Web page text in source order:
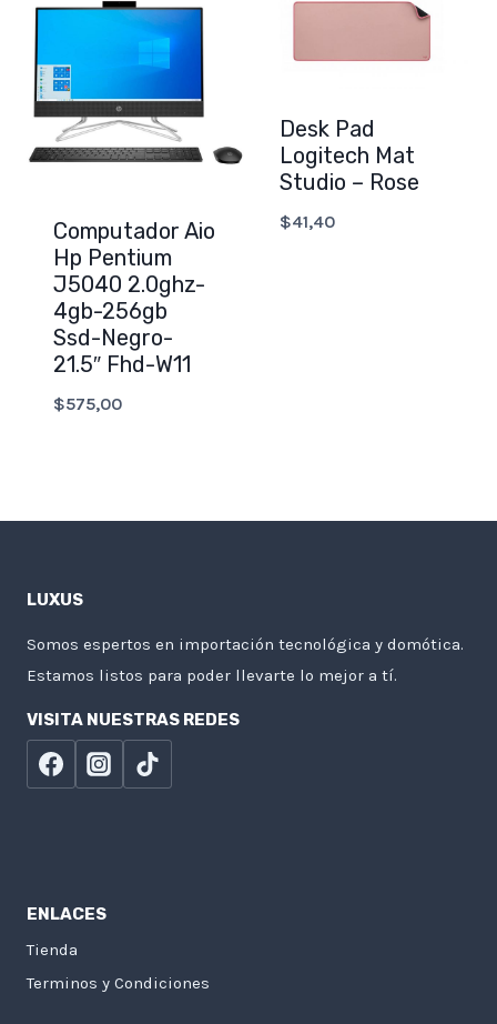
Computador Aio
Hp Pentium
J5040 2.0ghz-
4gb-256gb
Ssd-Negro-
21.5″ Fhd-W11
$575,00
Desk Pad
Logitech Mat
Studio – Rose
$41,40
LUXUS
Somos espertos en importación tecnológica y domótica.
Estamos listos para poder llevarte lo mejor a tí.
VISITA NUESTRAS REDES
ENLACES
Tienda
Terminos y Condiciones